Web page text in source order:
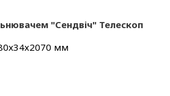
"Сендвіч" Телескоп
мм